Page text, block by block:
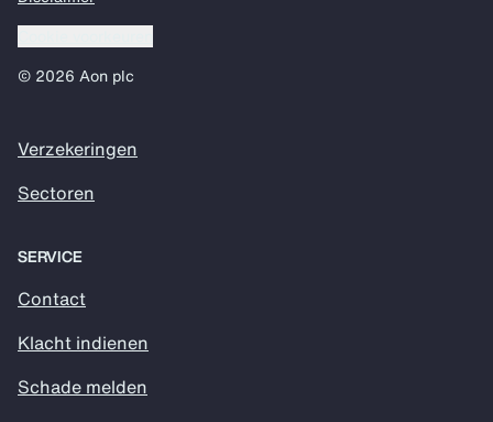
© 2026 Aon plc
Verzekeringen
Sectoren
SERVICE
Contact
Klacht indienen
Schade melden